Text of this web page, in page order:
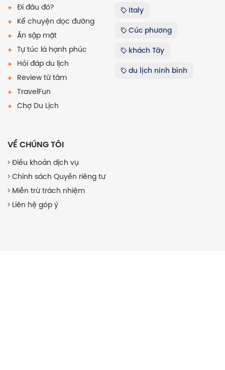
Đi đâu đó?
Kể chuyện dọc đường
Ăn sập mặt
Tự túc là hạnh phúc
Hỏi đáp du lịch
Review từ tâm
TravelFun
Chợ Du Lịch
Italy
Cúc phương
khách Tây
du lịch ninh bình
VỀ CHÚNG TÔI
Điều khoản dịch vụ
Chính sách Quyền riêng tư
Miễn trừ trách nhiệm
Liên hệ góp ý